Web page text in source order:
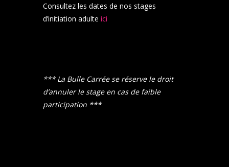
Consultez les dates de nos stages
d’initiation adulte ici
*** La Bulle Carrée se réserve le droit
d’annuler le stage en cas de faible
participation ***